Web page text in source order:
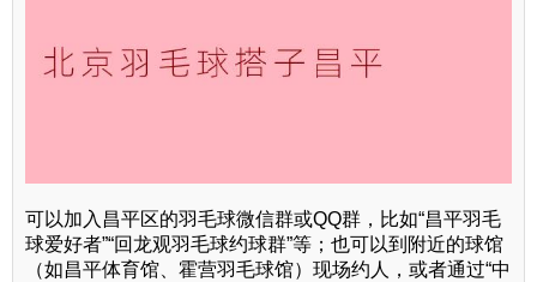
可以加入昌平区的羽毛球微信群或QQ群，比如“昌平羽毛
球爱好者”“回龙观羽毛球约球群”等；也可以到附近的球馆
（如昌平体育馆、霍营羽毛球馆）现场约人，或者通过“中